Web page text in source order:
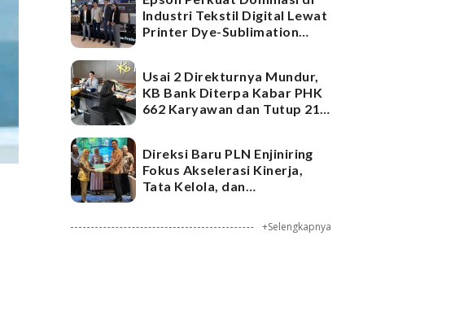
Industri Tekstil Digital Lewat
Printer Dye-Sublimation
Usai 2 Direkturnya Mundur,
KB Bank Diterpa Kabar PHK
662 Karyawan dan Tutup 21
Direksi Baru PLN Enjiniring
Fokus Akselerasi Kinerja,
Tata Kelola, dan
+Selengkapnya